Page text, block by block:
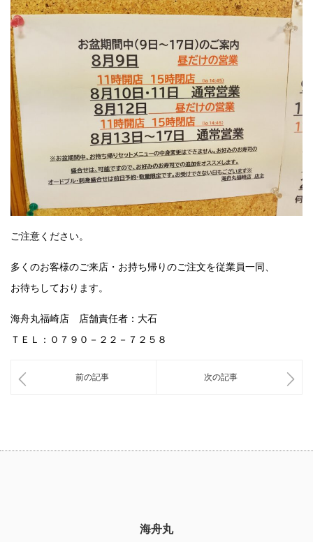
ご注意ください。
多くのお客様のご来店・お持ち帰りのご注文を従業員一同、
お待ちしております。
海舟丸福崎店 店舗責任者：大石
ＴＥＬ：０７９０－２２－７２５８
前の記事 次の記事
海舟丸